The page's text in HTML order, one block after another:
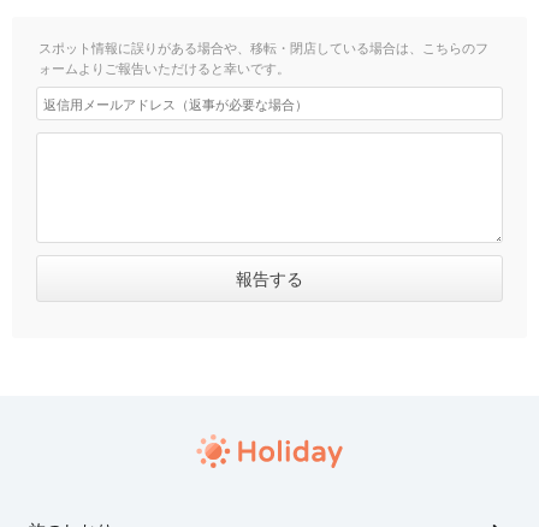
スポット情報に誤りがある場合や、移転・閉店している場合は、こちらのフ
ォームよりご報告いただけると幸いです。